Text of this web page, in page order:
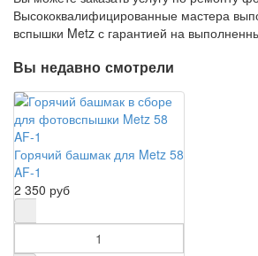
Высококвалифицированные мастера
вспышки Metz с гарантией на
Вы недавно смотрели
Горячий башмак для Metz 58
AF-1
2 350 руб